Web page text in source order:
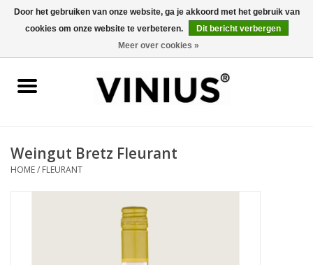
0 Artikelen - €0,00
Wijn per kleur/soort
Weingut Bretz Fleurant
HOME/ FLEURANT
Door het gebruiken van onze website, ga je akkoord met het gebruik van
cookies om onze website te verbeteren.
Dit bericht verbergen
Meer over cookies »